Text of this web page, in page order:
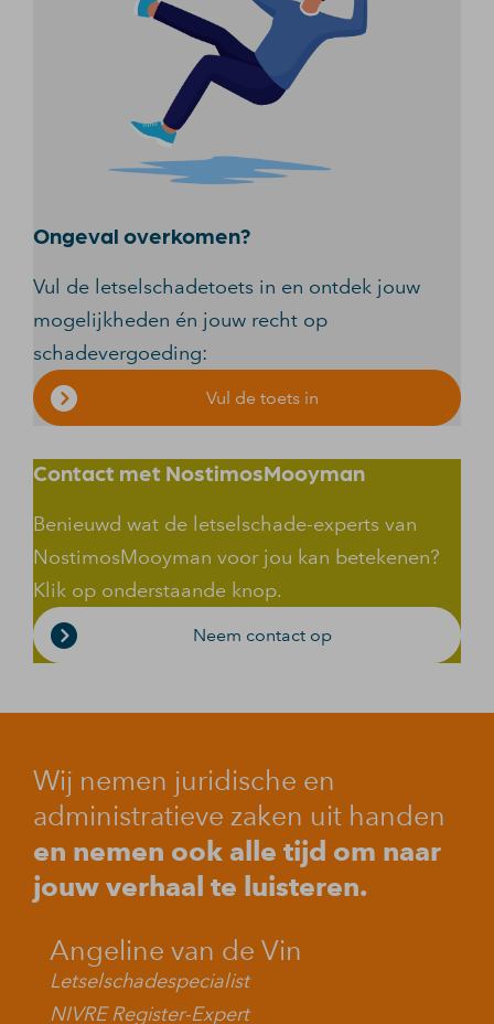
Ongeval overkomen?
Vul de letselschadetoets in en ontdek jouw
mogelijkheden én jouw recht op
schadevergoeding:
Vul de toets in
Contact met NostimosMooyman
Benieuwd wat de letselschade-experts van
NostimosMooyman voor jou kan betekenen?
Klik op onderstaande knop.
Neem contact op
Wij nemen juridische en
administratieve zaken uit handen
en nemen ook alle tijd om naar
jouw verhaal te luisteren.
Angeline van de Vin
Letselschadespecialist
NIVRE Register-Expert